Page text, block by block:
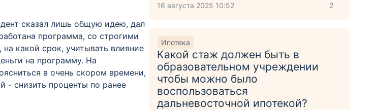
сказал лишь общую идею, дал
программа, со строгими
какой срок, учитывать влияние
на программу. На
в очень скором времени,
- снизить проценты по ранее
16 августа 2025 10:52 2
Ипотека
Какой стаж должен быть в
образовательном учреждении
чтобы можно было
воспользоваться
дальневосточной ипотекой?